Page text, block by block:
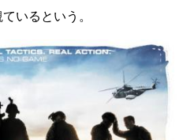
いるという。